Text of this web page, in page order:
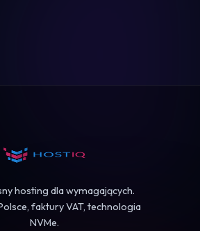
hosting dla wymagających.
faktury VAT, technologia
NVMe.